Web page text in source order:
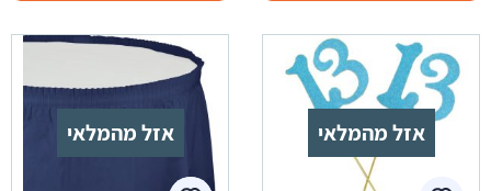
אזל מהמלאי אזל מהמלאי